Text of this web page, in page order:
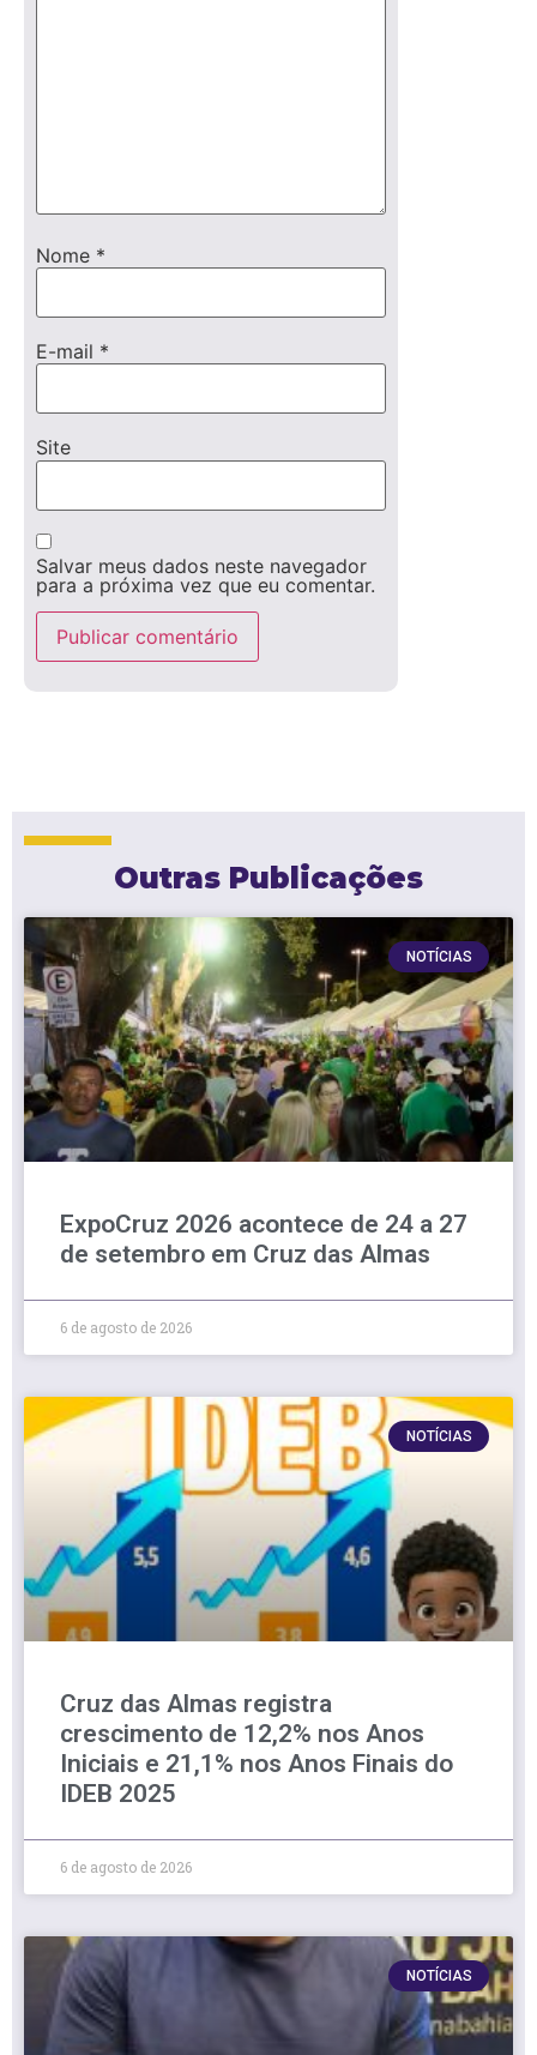
Nome *
E-mail *
Site
Salvar meus dados neste navegador
para a próxima vez que eu comentar.
Outras Publicações
NOTÍCIAS
ExpoCruz 2026 acontece de 24 a 27
de setembro em Cruz das Almas
6 de agosto de 2026
NOTÍCIAS
Cruz das Almas registra
crescimento de 12,2% nos Anos
Iniciais e 21,1% nos Anos Finais do
IDEB 2025
6 de agosto de 2026
NOTÍCIAS